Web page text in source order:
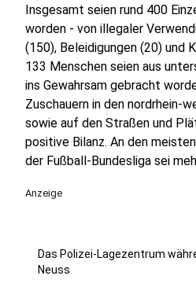
Insgesamt seien rund 400
worden - von illegaler
(150), Beleidigungen (20) und
133 Menschen seien aus
ins Gewahrsam gebracht
Zuschauern in den nordrhein-
sowie auf den Straßen und
positive Bilanz. An den
der Fußball-Bundesliga sei
Anzeige
Das Polizei-Lagezentrum
Neuss